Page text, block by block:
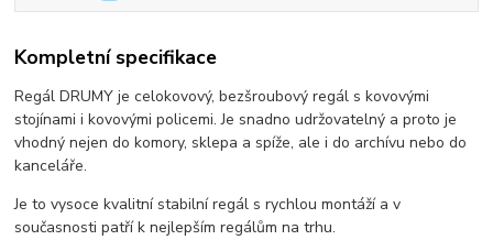
Kompletní specifikace
Regál DRUMY je celokovový, bezšroubový regál s kovovými
stojínami i kovovými policemi. Je snadno udržovatelný a proto je
vhodný nejen do komory, sklepa a spíže, ale i do archívu nebo do
kanceláře.
Je to vysoce kvalitní stabilní regál s rychlou montáží a v
současnosti patří k nejlepším regálům na trhu.